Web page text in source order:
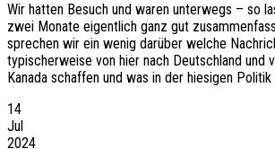
Wir hatten Besuch und waren unterwegs – so
zwei Monate eigentlich ganz gut
sprechen wir ein wenig darüber welche
typischerweise von hier nach Deutschland und
Kanada schaffen und was in der hiesigen
14
Jul
2024